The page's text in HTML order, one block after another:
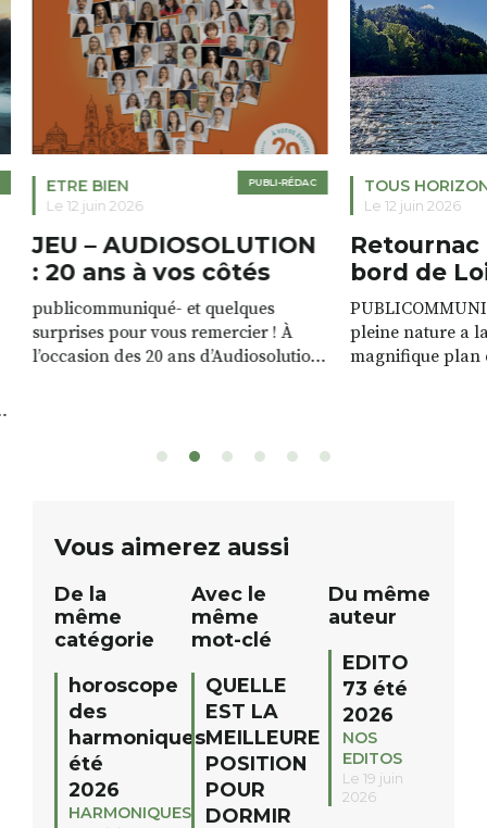
PUBLI-RÉDAC
ETRE BIEN
Le 12 juin 2026
JEU – AUDIOSOLUTION
: 20 ans à vos côtés
publicommuniqué- et quelques
surprises pour vous remercier ! À
l’occasion des 20 ans d’Audiosolution,
sont à gagner, sélectionnés auprès
12h à […]
TOUS
Le 12 juin 2026
Retournac
bord de
pleine nature a
magnifique plan
Vous aimerez aussi
De la
même
catégorie
horoscope
des
harmoniques
été
2026
HARMONIQUES
Avec le
même
mot-clé
QUELLE
EST LA
MEILLEURE
POSITION
POUR
DORMIR
Du même
auteur
EDITO
73 été
2026
NOS
EDITOS
Le 19 juin
2026